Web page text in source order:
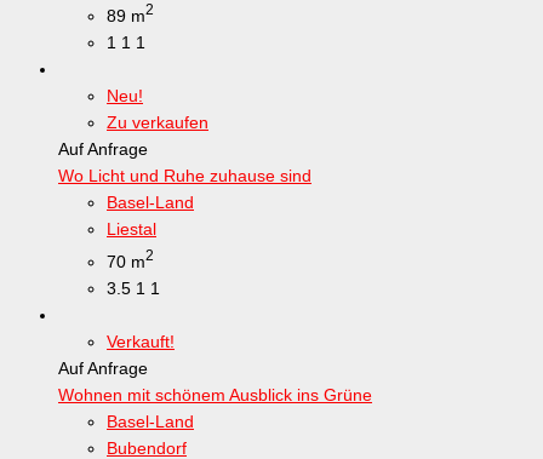
89 m2
1 1 1
Neu!
Zu verkaufen
Auf Anfrage
Wo Licht und Ruhe zuhause sind
Basel-Land
Liestal
70 m2
3.5 1 1
Verkauft!
Auf Anfrage
Wohnen mit schönem Ausblick ins Grüne
Basel-Land
Bubendorf